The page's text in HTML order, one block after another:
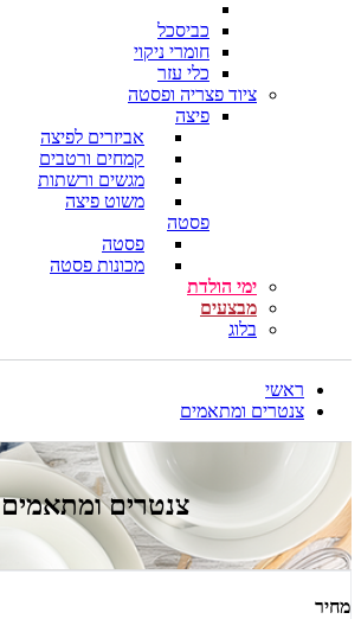
כביסכל
חומרי ניקוי
כלי עזר
ציוד פצריה ופסטה
פיצה
אביזרים לפיצה
קמחים ורטבים
מגשים ורשתות
משוט פיצה
פסטה
פסטה
מכונות פסטה
ימי הולדת
מבצעים
בלוג
ראשי
צנטרים ומתאמים
צנטרים ומתאמים
מחיר